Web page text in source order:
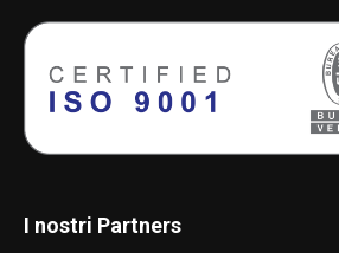
I nostri Partners